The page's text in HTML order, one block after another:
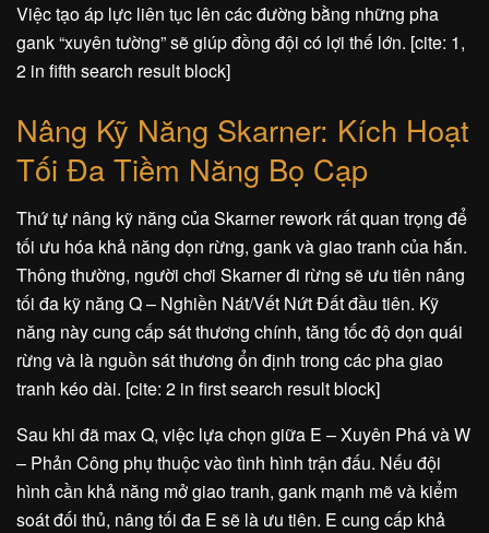
Việc tạo áp lực liên tục lên các đường bằng những pha
gank “xuyên tường” sẽ giúp đồng đội có lợi thế lớn. [cite: 1,
2 in fifth search result block]
Nâng Kỹ Năng Skarner: Kích Hoạt
Tối Đa Tiềm Năng Bọ Cạp
Thứ tự nâng kỹ năng của Skarner rework rất quan trọng để
tối ưu hóa khả năng dọn rừng, gank và giao tranh của hắn.
Thông thường, người chơi Skarner đi rừng sẽ ưu tiên nâng
tối đa kỹ năng Q – Nghiền Nát/Vết Nứt Đất đầu tiên. Kỹ
năng này cung cấp sát thương chính, tăng tốc độ dọn quái
rừng và là nguồn sát thương ổn định trong các pha giao
tranh kéo dài. [cite: 2 in first search result block]
Sau khi đã max Q, việc lựa chọn giữa E – Xuyên Phá và W
– Phản Công phụ thuộc vào tình hình trận đấu. Nếu đội
hình cần khả năng mở giao tranh, gank mạnh mẽ và kiểm
soát đối thủ, nâng tối đa E sẽ là ưu tiên. E cung cấp khả